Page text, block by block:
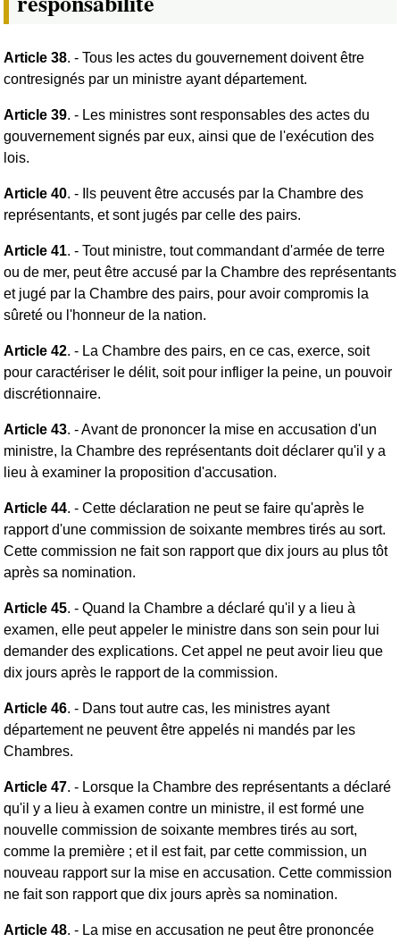
Article 38. - Tous les actes du gouvernement doivent être
contresignés par un ministre ayant département.
Article 39. - Les ministres sont responsables des actes du
gouvernement signés par eux, ainsi que de l'exécution des
lois.
Article 40. - Ils peuvent être accusés par la Chambre des
représentants, et sont jugés par celle des pairs.
Article 41. - Tout ministre, tout commandant d'armée de terre
ou de mer, peut être accusé par la Chambre des représentants
et jugé par la Chambre des pairs, pour avoir compromis la
sûreté ou l'honneur de la nation.
Article 42. - La Chambre des pairs, en ce cas, exerce, soit
pour caractériser le délit, soit pour infliger la peine, un pouvoir
discrétionnaire.
Article 43. - Avant de prononcer la mise en accusation d'un
ministre, la Chambre des représentants doit déclarer qu'il y a
lieu à examiner la proposition d'accusation.
Article 44. - Cette déclaration ne peut se faire qu'après le
rapport d'une commission de soixante membres tirés au sort.
Cette commission ne fait son rapport que dix jours au plus tôt
après sa nomination.
Article 45. - Quand la Chambre a déclaré qu'il y a lieu à
examen, elle peut appeler le ministre dans son sein pour lui
demander des explications. Cet appel ne peut avoir lieu que
dix jours après le rapport de la commission.
Article 46. - Dans tout autre cas, les ministres ayant
département ne peuvent être appelés ni mandés par les
Chambres.
Article 47. - Lorsque la Chambre des représentants a déclaré
qu'il y a lieu à examen contre un ministre, il est formé une
nouvelle commission de soixante membres tirés au sort,
comme la première ; et il est fait, par cette commission, un
nouveau rapport sur la mise en accusation. Cette commission
ne fait son rapport que dix jours après sa nomination.
Article 48. - La mise en accusation ne peut être prononcée